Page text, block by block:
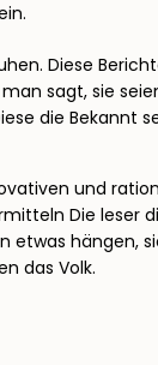
Diese
sagt, sie
die Bekannt
und
Die leser
etwas hängen,
das Volk.